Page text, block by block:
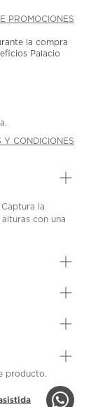
PROMOCIONES
la compra
Palacio
Y CONDICIONES
la
con una
producto.